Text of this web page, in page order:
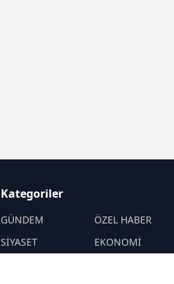
Kategoriler
GÜNDEM
ÖZEL HABER
SİYASET
EKONOMİ